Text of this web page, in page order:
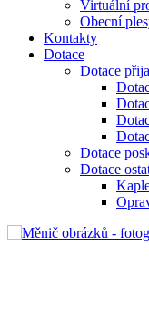
Virtuální
Obecní
Kontakty
Dotace
Dotace
Dotace
Dotace